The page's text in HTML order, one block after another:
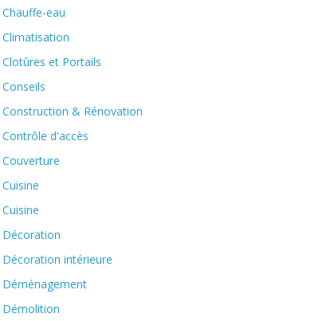
Chauffe-eau
Climatisation
Clotûres et Portails
Conseils
Construction & Rénovation
Contrôle d'accès
Couverture
Cuisine
Cuisine
Décoration
Décoration intérieure
Déménagement
Démolition